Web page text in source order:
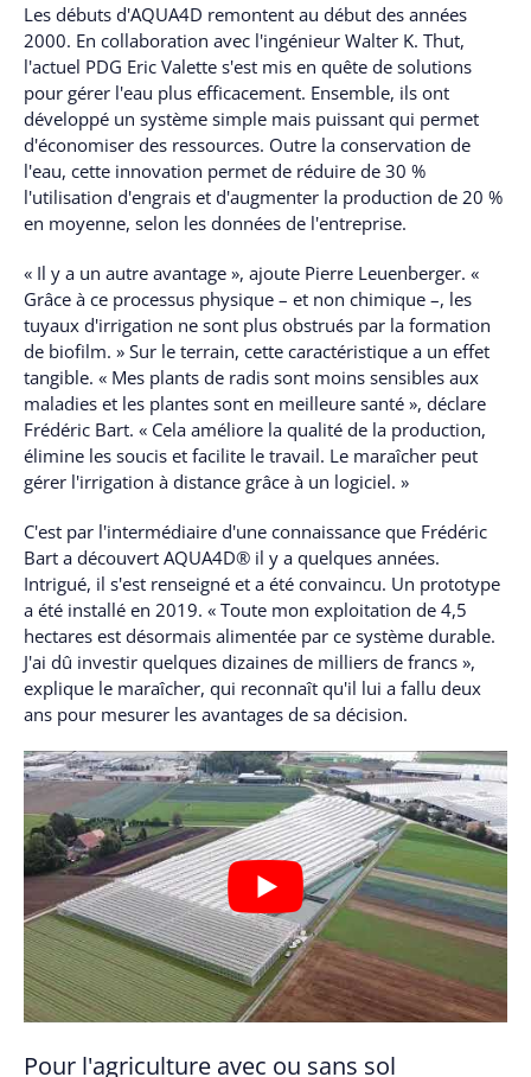
Les débuts d'AQUA4D remontent au début des années
2000. En collaboration avec l'ingénieur Walter K. Thut,
l'actuel PDG Eric Valette s'est mis en quête de solutions
pour gérer l'eau plus efficacement. Ensemble, ils ont
développé un système simple mais puissant qui permet
d'économiser des ressources. Outre la conservation de
l'eau, cette innovation permet de réduire de 30 %
l'utilisation d'engrais et d'augmenter la production de 20 %
en moyenne, selon les données de l'entreprise.
« Il y a un autre avantage », ajoute Pierre Leuenberger. «
Grâce à ce processus physique – et non chimique –, les
tuyaux d'irrigation ne sont plus obstrués par la formation
de biofilm. » Sur le terrain, cette caractéristique a un effet
tangible. « Mes plants de radis sont moins sensibles aux
maladies et les plantes sont en meilleure santé », déclare
Frédéric Bart. « Cela améliore la qualité de la production,
élimine les soucis et facilite le travail. Le maraîcher peut
gérer l'irrigation à distance grâce à un logiciel. »
C'est par l'intermédiaire d'une connaissance que Frédéric
Bart a découvert AQUA4D® il y a quelques années.
Intrigué, il s'est renseigné et a été convaincu. Un prototype
a été installé en 2019. « Toute mon exploitation de 4,5
hectares est désormais alimentée par ce système durable.
J'ai dû investir quelques dizaines de milliers de francs »,
explique le maraîcher, qui reconnaît qu'il lui a fallu deux
ans pour mesurer les avantages de sa décision.
Pour l'agriculture avec ou sans sol